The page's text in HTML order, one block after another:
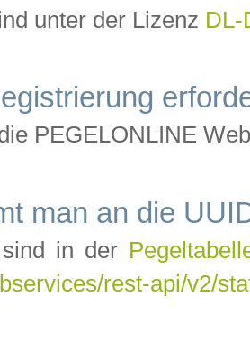
unter der Lizenz
PEGELONLINE
man an die
in der
rest-api/v2/